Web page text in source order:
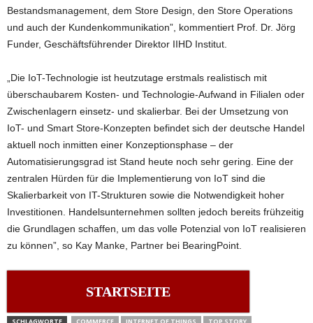
Bestandsmanagement, dem Store Design, den Store Operations
und auch der Kundenkommunikation”, kommentiert Prof. Dr. Jörg
Funder, Geschäftsführender Direktor IIHD Institut.
„Die IoT-Technologie ist heutzutage erstmals realistisch mit
überschaubarem Kosten- und Technologie-Aufwand in Filialen oder
Zwischenlagern einsetz- und skalierbar. Bei der Umsetzung von
IoT- und Smart Store-Konzepten befindet sich der deutsche Handel
aktuell noch inmitten einer Konzeptionsphase – der
Automatisierungsgrad ist Stand heute noch sehr gering. Eine der
zentralen Hürden für die Implementierung von IoT sind die
Skalierbarkeit von IT-Strukturen sowie die Notwendigkeit hoher
Investitionen. Handelsunternehmen sollten jedoch bereits frühzeitig
die Grundlagen schaffen, um das volle Potenzial von IoT realisieren
zu können”, so Kay Manke, Partner bei BearingPoint.
STARTSEITE
SCHLAGWORTE COMMERCE INTERNET OF THINGS TOP STORY